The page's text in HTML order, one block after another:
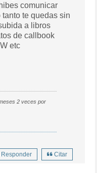
comunicar
te quedas sin
a libros
de callbook
etc
2 veces por
Responder Citar